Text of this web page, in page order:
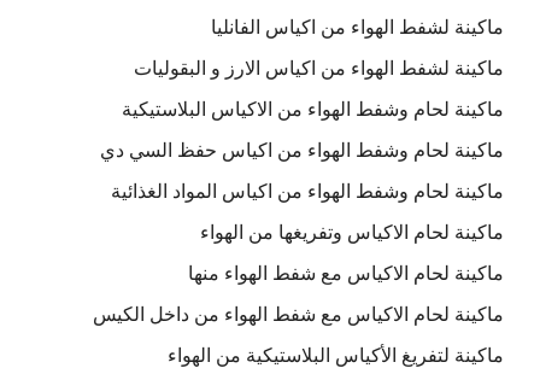
ماكينة لشفط الهواء من اكياس الفانليا
ماكينة لشفط الهواء من اكياس الارز و البقوليات
ماكينة لحام وشفط الهواء من الاكياس البلاستيكية
ماكينة لحام وشفط الهواء من اكياس حفظ السي دي
ماكينة لحام وشفط الهواء من اكياس المواد الغذائية
ماكينة لحام الاكياس وتفريغها من الهواء
ماكينة لحام الاكياس مع شفط الهواء منها
ماكينة لحام الاكياس مع شفط الهواء من داخل الكيس
ماكينة لتفريغ الأكياس البلاستيكية من الهواء